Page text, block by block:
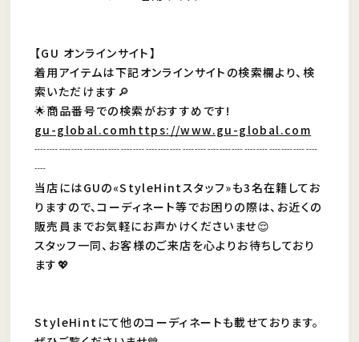
【GU オンラインサイト】
着用アイテムは下記オンラインサイトの検索欄より、検
索いただけます🔎
🌟商品番号での検索がおすすめです!
gu-global.comhttps://www.gu-global.com
┈┈┈┈┈┈┈┈┈┈┈┈┈┈┈┈┈┈┈┈┈┈┈
┈
当店にはGUの«StyleHintスタッフ»も3名在籍してお
りますので、コーディネート等でお困りの際は、お近くの
販売員までお気軽にお声かけくださいませ😌
スタッフ一同、お客様のご来店を心よりお待ちしており
ます💖
StyleHintにて他のコーディネートも載せております。